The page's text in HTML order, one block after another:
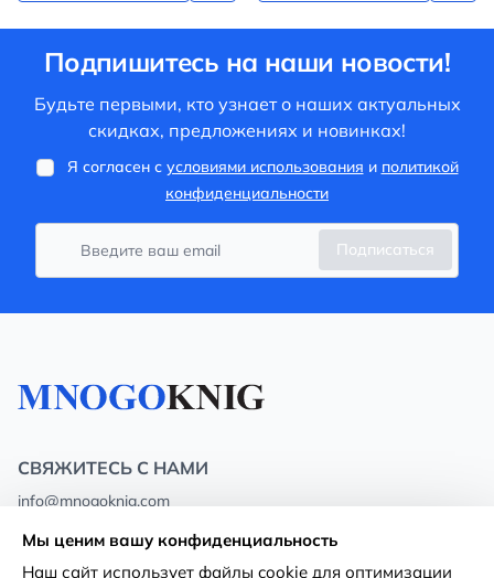
Подпишитесь на наши новости!
Будьте первыми, кто узнает о наших актуальных
скидках, предложениях и новинках!
Я согласен с условиями использования и политикой
конфиденциальности
Подписаться
СВЯЖИТЕСЬ С НАМИ
info@mnogoknig.com
Rīga, Augusta Deglava 69d, LV-1082
Мы ценим вашу конфиденциальность
Наш сайт использует файлы cookie для оптимизации